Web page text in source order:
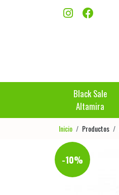
Black Sale
Altamira
Inicio Productos
-10%